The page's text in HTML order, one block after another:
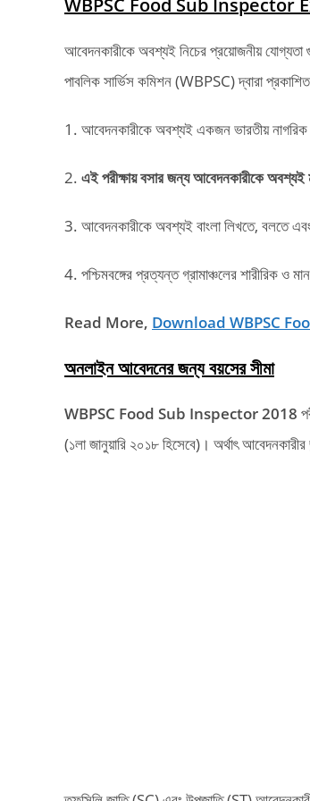
WBPSC Food Sub Inspector
আবেদনকারীকে অবশ্যই নিচের প্রয়োজনীয় যোগ্যতা
পাবলিক সার্ভিস কমিশন (WBPSC) দ্বারা
1. আবেদনকারীকে অবশ্যই একজন ভারতীয়
2. এই পরীক্ষায় বসার জন্য আবেদনকারীকে
3. আবেদনকারীকে অবশ্যই বাংলা লিখতে, বলতে
4. পশ্চিমবঙ্গের প্রত্যন্ত গ্রামাঞ্চলের শারীরিক ও
Read More, Download WBPSC
অনলাইন আবেদনের জন্য বয়সের সীমা
WBPSC Food Sub Inspector 2018
(১লা জানুয়ারি ২০১৮ হিসেবে)। অর্থাৎ